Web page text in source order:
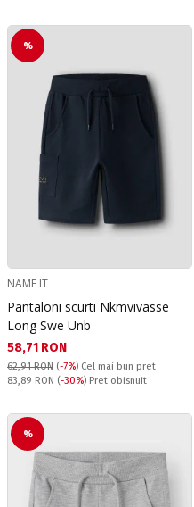
%
NAME IT
Pantaloni scurti Nkmvivasse
Long Swe Unb
Текуща цена:
58,71 RON
62,91 RON (-7%) Cel mai bun pret
Pret obisnuit:
83,89 RON (-30%) Pret obisnuit
%